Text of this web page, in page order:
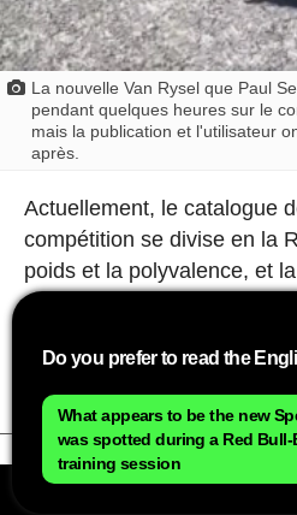
La nouvelle Van Rysel que Paul
pendant quelques heures sur le
mais la publication et l'utilisateur
après.
Actuellement, le catalogue
compétition se divise en la
poids et la polyvalence, et
orientée vers
catalogue ou comme
Do you prefer to read the
What appears to be the new
was spotted during a Red
training session